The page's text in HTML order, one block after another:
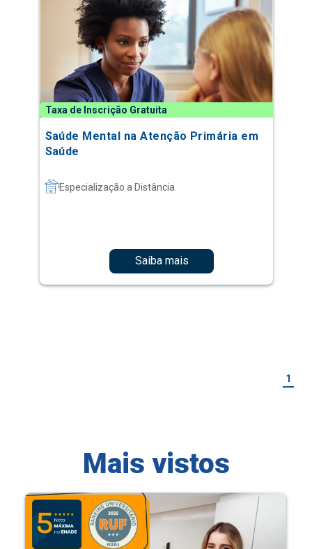
Taxa de Inscrição Gratuita
Saúde Mental na Atenção Primária em
Saúde
Especialização a Distância
Saiba mais
1
Mais vistos